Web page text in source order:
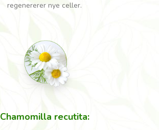
regenererer nye celler.
Chamomilla recutita: